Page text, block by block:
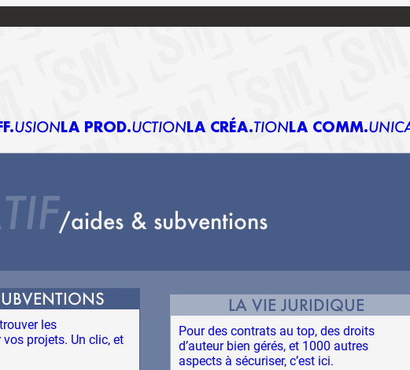
USIONLA PROD UCTIONLA CRÉA TIONLA COMM
aides & subventions
les
projets. Un clic, et
LA VIE JURIDIQUE
Pour des contrats au top, des droits
d’auteur bien gérés, et 1000 autres
aspects à sécuriser, c’est ici.